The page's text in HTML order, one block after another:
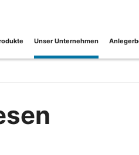
Unser Unternehmen